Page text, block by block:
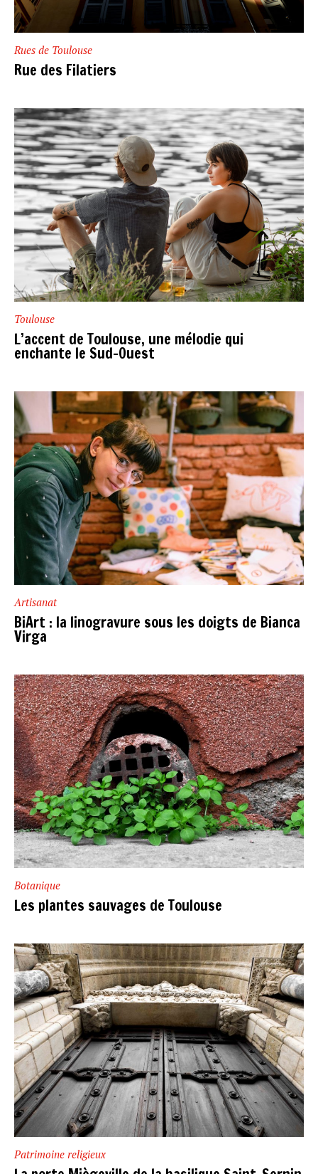
Rues de Toulouse
Rue des Filatiers
Toulouse
L’accent de Toulouse, une mélodie qui
enchante le Sud-Ouest
Artisanat
BiArt : la linogravure sous les doigts de Bianca
Virga
Botanique
Les plantes sauvages de Toulouse
Patrimoine religieux